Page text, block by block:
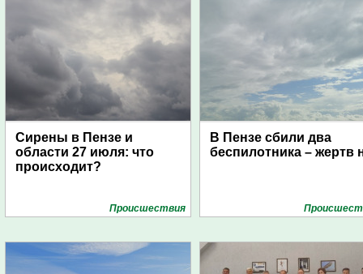
Сирены в Пензе и
области 27 июля: что
происходит?
Проиcшествия
В Пензе сбили два
беспилотника – жертв